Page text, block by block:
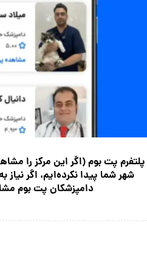
پلتفرم پت بوم (اگر این مرکز را
شهر شما پیدا نکرده‌ایم، اگر نیاز
دامپزشکان پت بوم